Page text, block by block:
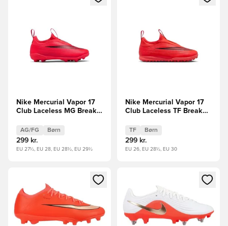
Nike Mercurial Vapor 17
Club Laceless MG Break
AG/FG Børn
299 kr.
EU 27½, EU 28, EU 28½, EU 29½
Nike Mercurial Vapor 17
Club Laceless TF Break
TF Børn
299 kr.
EU 26, EU 28½, EU 30
Åbner en Modal til at logge ind eller tilmelde dig som
Åbner en Modal til at logge